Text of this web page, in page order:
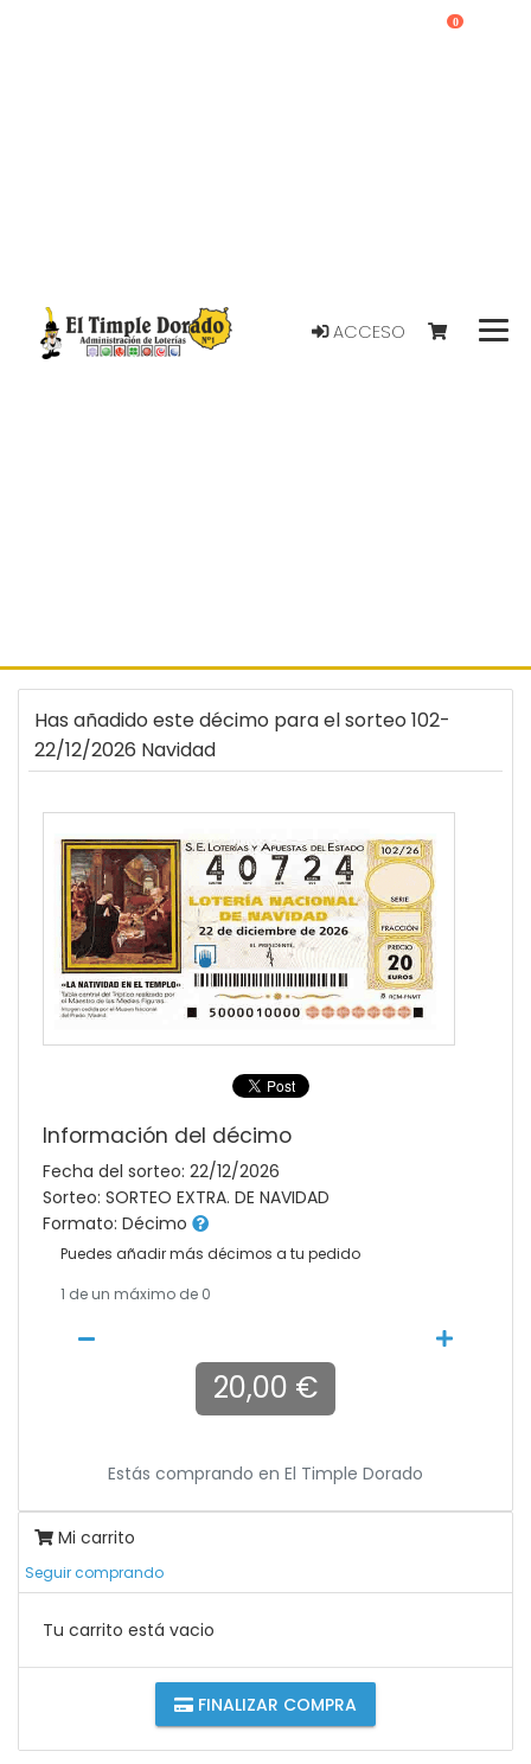
ACCESO
0
Has añadido este décimo para el sorteo 102-
22/12/2026 Navidad
Información del décimo
Fecha del sorteo: 22/12/2026
Sorteo: SORTEO EXTRA. DE NAVIDAD
Formato: Décimo
Puedes añadir más décimos a tu pedido
1 de un máximo de 0
20,00 €
Estás comprando en El Timple Dorado
Mi carrito
Seguir comprando
Tu carrito está vacio
FINALIZAR COMPRA